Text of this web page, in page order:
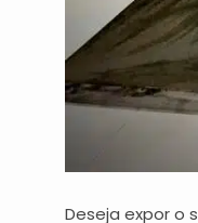
Deseja expor o